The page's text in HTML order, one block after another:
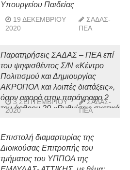
Υπουργείου Παιδείας
19 ΔΕΚΕΜΒΡΊΟΥ
2020
ΣΑΔΑΣ-
ΠΕΑ
Παρατηρήσεις ΣΑΔΑΣ – ΠΕΑ επί
του ψηφισθέντος Σ/Ν «Κέντρο
Πολιτισμού και Δημιουργίας
ΑΚΡΟΠΟΛ και λοιπές διατάξεις»,
όσον αφορά στην παράγραφο 2
του άρθρου 20 «Ρυθμίσεις σχετικά
3 ΣΕΠΤΕΜΒΡΊΟΥ
2020
ΣΑΔΑΣ-
ΠΕΑ
Επιστολή διαμαρτυρίας της
Διοικούσας Επιτροπής του
τμήματος του ΥΠΠΟΑ της